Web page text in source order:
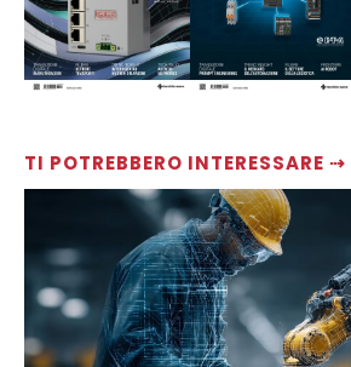
TI POTREBBERO INTERESSARE ⇢